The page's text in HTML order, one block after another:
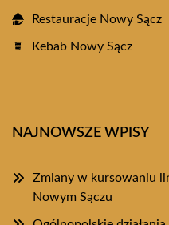
Restauracje Nowy Sącz
Kebab Nowy Sącz
NAJNOWSZE WPISY
Zmiany w kursowaniu
Nowym Sączu